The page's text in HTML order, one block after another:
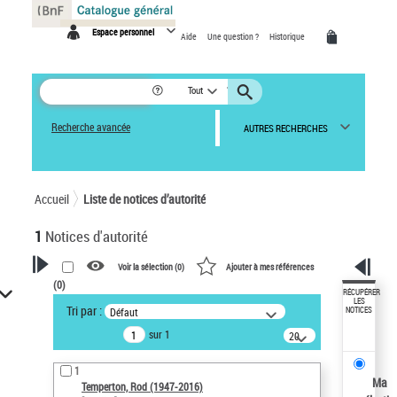
Espace personnel Aide Une question ? Historique
Tout
Recherche avancée AUTRES RECHERCHES
Accueil Liste de notices d’autorité
1 Notices d'autorité
VOTRE RECHERCHE
Recherche avancée dans les
notices d’autorité
Œuvres liées à l'auteur :
Temperton, Rod (1947-2016)
Voir la sélection (0) Ajouter à mes références
(0)
Tri par : Défaut
sur 1
20
résultats/page
1
Temperton, Rod (1947-2016)
RÉCUPÉRER
LES
NOTICES
Ma
Panneau de gestion des cookies